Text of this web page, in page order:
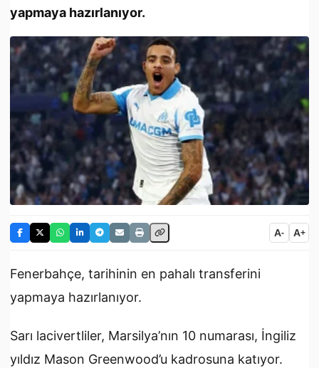
yapmaya hazırlanıyor.
A- A+
Fenerbahçe, tarihinin en pahalı transferini
yapmaya hazırlanıyor.
Sarı lacivertliler, Marsilya’nın 10 numarası, İngiliz
yıldız Mason Greenwood’u kadrosuna katıyor.